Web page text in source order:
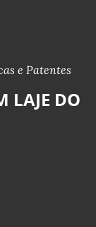
e Patentes
LAJE DO